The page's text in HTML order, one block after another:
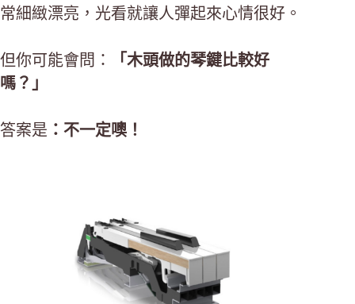
常細緻漂亮，光看就讓人彈起來心情很好。
但你可能會問：
「木頭做的琴鍵比較好
嗎？」
答案是 ：不一定噢！